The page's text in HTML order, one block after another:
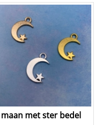
maan met ster bedel